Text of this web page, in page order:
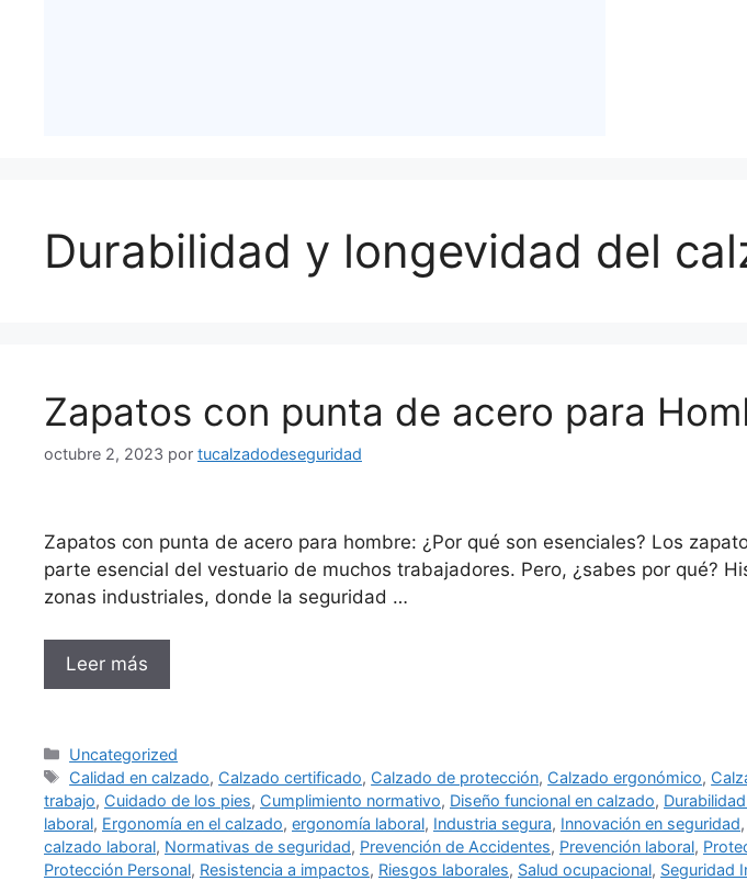
Durabilidad y longevidad del
Zapatos con punta de acero para
octubre 2, 2023 por tucalzadodeseguridad
Zapatos con punta de acero para hombre: ¿Por qué son esenciales? Los
parte esencial del vestuario de muchos trabajadores. Pero, ¿sabes por qué?
zonas industriales, donde la seguridad …
Leer más
Categorías
Uncategorized
Etiquetas
Calidad en calzado, Calzado certificado, Calzado de protección, Calzado ergonómico,
trabajo, Cuidado de los pies, Cumplimiento normativo, Diseño funcional en calzado,
laboral, Ergonomía en el calzado, ergonomía laboral, Industria segura, Innovación en seguridad,
calzado laboral, Normativas de seguridad, Prevención de Accidentes, Prevención laboral,
Protección Personal, Resistencia a impactos, Riesgos laborales, Salud ocupacional, Seguridad